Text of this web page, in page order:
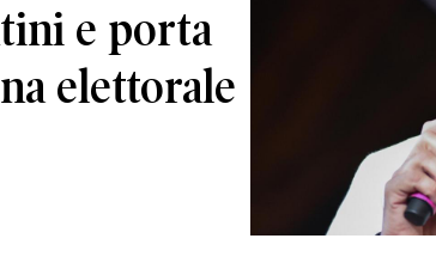
e porta
elettorale